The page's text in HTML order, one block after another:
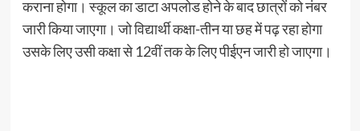
कराना होगा। स्कूल का डाटा अपलोड होने के बाद छात्रों को नंबर
जारी किया जाएगा। जो विद्यार्थी कक्षा-तीन या छह में पढ़ रहा होगा
उसके लिए उसी कक्षा से 12वीं तक के लिए पीईएन जारी हो जाएगा।